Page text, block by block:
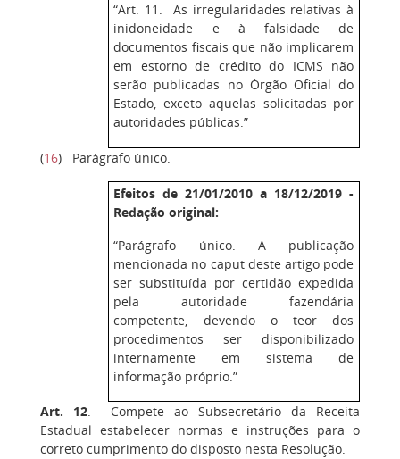
“Art. 11. As irregularidades relativas à
inidoneidade e à falsidade de
documentos fiscais que não implicarem
em estorno de crédito do ICMS não
serão publicadas no Órgão Oficial do
Estado, exceto aquelas solicitadas por
autoridades públicas.”
(16) Parágrafo único.
Efeitos de 21/01/2010 a 18/12/2019 -
Redação original:
“Parágrafo único. A publicação
mencionada no caput deste artigo pode
ser substituída por certidão expedida
pela autoridade fazendária
competente, devendo o teor dos
procedimentos ser disponibilizado
internamente em sistema de
informação próprio.”
Art. 12. Compete ao Subsecretário da Receita
Estadual estabelecer normas e instruções para o
correto cumprimento do disposto nesta Resolução.